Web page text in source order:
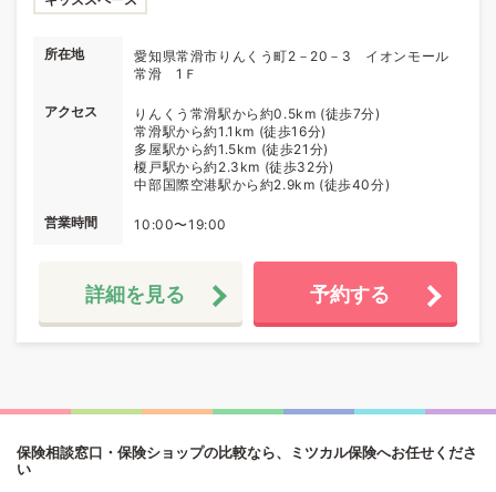
所在地
愛知県常滑市りんくう町2－20－3 イオンモール
常滑 1Ｆ
アクセス
りんくう常滑駅から約0.5km (徒歩7分)
常滑駅から約1.1km (徒歩16分)
多屋駅から約1.5km (徒歩21分)
榎戸駅から約2.3km (徒歩32分)
中部国際空港駅から約2.9km (徒歩40分)
営業時間 10:00〜19:00
詳細を見る 予約する
保険相談窓口・保険ショップの比較なら、ミツカル保険へお任せくださ
い